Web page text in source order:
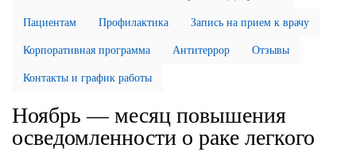
Пациентам
Профилактика
Запись на прием к врачу
Корпоративная программа
Антитеррор
Отзывы
Контакты и график работы
Ноябрь — месяц повышения
осведомленности о раке легкого